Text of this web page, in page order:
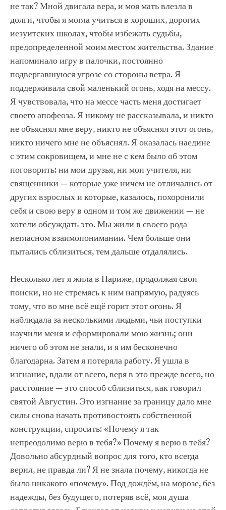
не так? Мной двигала вера, и моя мать влезла в
долги, чтобы я могла учиться в хороших, дорогих
иезуитских школах, чтобы избежать судьбы,
предопределенной моим местом жительства. Здание
напоминало игру в палочки, постоянно
подвергавшуюся угрозе со стороны ветра. Я
поддерживала свой маленький огонь, ходя на мессу.
Я чувствовала, что на мессе часть меня достигает
своего апофеоза. Я никому не рассказывала, и никто
не объяснял мне веру, никто не объяснял этот огонь,
никто ничего мне не объяснял. Я оказалась наедине
с этим сокровищем, и мне не с кем было об этом
поговорить: ни мои друзья, ни мои учителя, ни
священники — которые уже ничем не отличались от
других взрослых и которые, казалось, похоронили
себя и свою веру в одном и том же движении — не
хотели обсуждать это. Мы жили в своего рода
негласном взаимопонимании. Чем больше они
пытались сблизиться, тем дальше отдалялись.
Несколько лет я жила в Париже, продолжая свои
поиски, но не стремясь к ним напрямую, радуясь
тому, что во мне всё ещё горит этот огонь. Я
наблюдала за несколькими людьми, чьи поступки
научили меня и сформировали мою жизнь; они
ничего об этом не знали, и я им бесконечно
благодарна. Затем я потеряла работу. Я ушла в
изгнание, вдали от всего, веря в это прежде всего, но
расстояние — это способ сблизиться, как говорил
святой Августин. Это изгнание за границу дало мне
силы снова начать противостоять собственной
конструкции, спросить: «Почему я так
непреодолимо верю в тебя?» Почему я верю в тебя?
Довольно абсурдный вопрос для того, кто всегда
верил, не правда ли? Я не знала почему, никогда не
было никакого «почему». Под дождём, на морозе, без
надежды, без будущего, потеряв всё, моя душа